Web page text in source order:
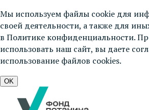
Мы используем файлы cookie для
своей деятельности, а также для
в Политике конфиденциальности.
использовать наш сайт, вы даете
использование файлов cookies.
OK